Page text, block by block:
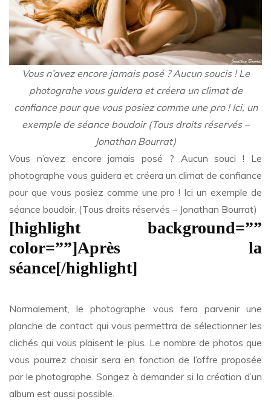
Vous n’avez encore jamais posé ? Aucun soucis ! Le
photograhe vous guidera et créera un climat de
confiance pour que vous posiez comme une pro ! Ici, un
exemple de séance boudoir (Tous droits réservés –
Jonathan Bourrat)
Vous n’avez encore jamais posé ? Aucun souci ! Le
photographe vous guidera et créera un climat de confiance
pour que vous posiez comme une pro ! Ici un exemple de
séance boudoir. (Tous droits réservés – Jonathan Bourrat)
[highlight background=””
color=””]Après la
séance[/highlight]
Normalement, le photographe vous fera parvenir une
planche de contact qui vous permettra de sélectionner les
clichés qui vous plaisent le plus. Le nombre de photos que
vous pourrez choisir sera en fonction de l’offre proposée
par le photographe. Songez à demander si la création d’un
album est aussi possible.